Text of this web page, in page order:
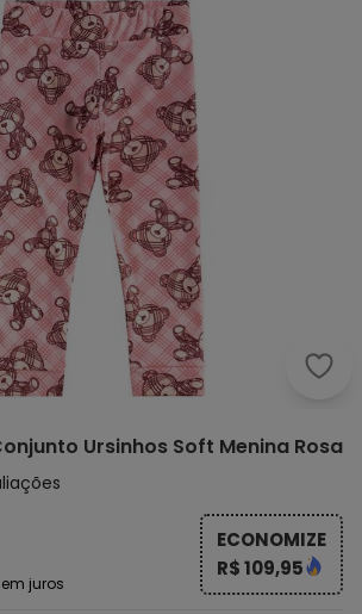
Ursinhos Soft Menina Rosa
juros
ECONOMIZE
R$ 109,95